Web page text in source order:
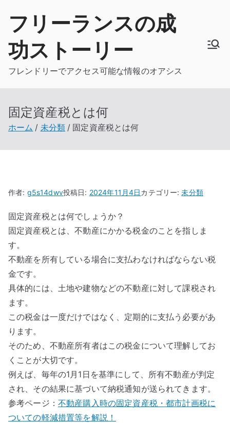
フリーランスの成
功ストーリー
フレンドリーでアクセス可能な情報のオアシス
固定資産税とは何
ホーム 未分類 固定資産税とは何
作者: g5s14dwv投稿日: 2024年11月4日カテゴリー:未分類
固定資産税とは何でしょうか？
固定資産税とは、不動産にかかる税金のことを指しま
す。
不動産を所有している場合に支払わなければならない税
金です。
具体的には、土地や建物などの不動産に対して課税され
ます。
この税金は一度だけではなく、定期的に支払う必要があ
ります。
そのため、不動産所有者はこの税金について理解してお
くことが大切です。
例えば、毎年の1月1日を基準にして、所有不動産が判定
され、その結果に基づいて納税通知が送られてきます。
参考ページ： 不動産購入時の固定資産税・都市計画税に
ついての軽減措置等を解説！